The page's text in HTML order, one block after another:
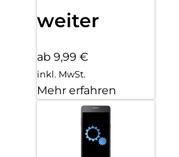
weiter
ab 9,99 €
inkl. MwSt.
Mehr erfahren